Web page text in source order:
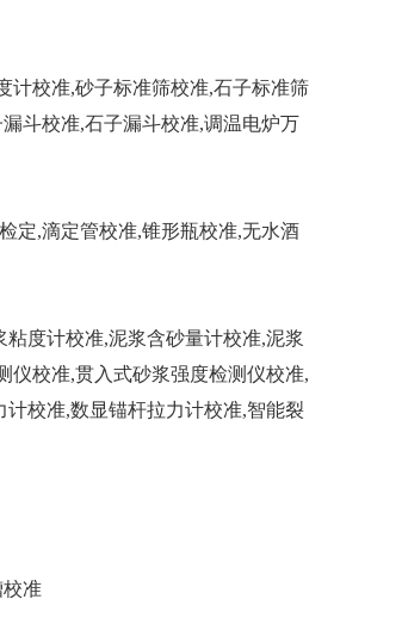
计校准,砂子标准筛校准,石子标准筛
漏斗校准,石子漏斗校准,调温电炉万
定,滴定管校准,锥形瓶校准,无水酒
度计校准,泥浆含砂量计校准,泥浆
仪校准,贯入式砂浆强度检测仪校准,
校准,数显锚杆拉力计校准,智能裂
准